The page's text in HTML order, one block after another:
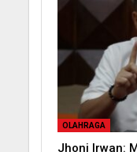
OLAHRAGA
Jhoni Irwan: